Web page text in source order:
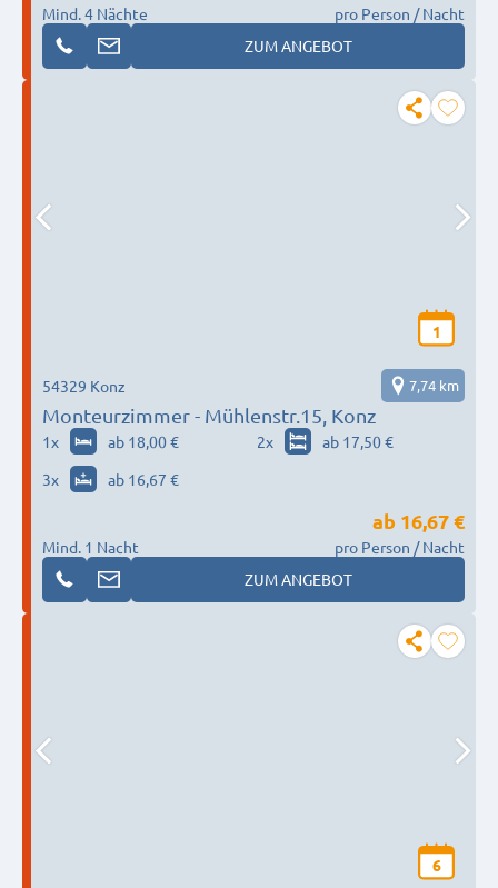
Mind. 4 Nächte
pro Person / Nacht
ZUM ANGEBOT
1
Monteurzimmer - Mühlenstr.15, Konz
54329 Konz 7,74 km
1x ab 18,00 € 2x
ab 17,50 €
3x ab 16,67 €
Mind. 1 Nacht
ab 16,67 €
pro Person / Nacht
ZUM ANGEBOT
6